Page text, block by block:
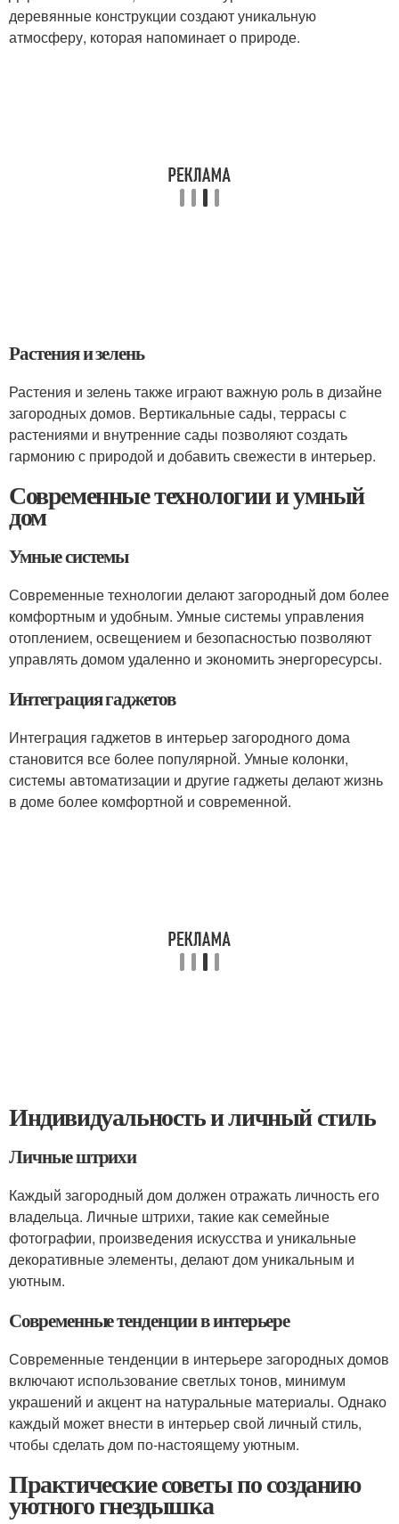
деревянные конструкции создают уникальную
атмосферу, которая напоминает о природе.
Растения и зелень
Растения и зелень также играют важную роль в дизайне
загородных домов. Вертикальные сады, террасы с
растениями и внутренние сады позволяют создать
гармонию с природой и добавить свежести в интерьер.
Современные технологии и умный
дом
Умные системы
Современные технологии делают загородный дом более
комфортным и удобным. Умные системы управления
отоплением, освещением и безопасностью позволяют
управлять домом удаленно и экономить энергоресурсы.
Интеграция гаджетов
Интеграция гаджетов в интерьер загородного дома
становится все более популярной. Умные колонки,
системы автоматизации и другие гаджеты делают жизнь
в доме более комфортной и современной.
Индивидуальность и личный стиль
Личные штрихи
Каждый загородный дом должен отражать личность его
владельца. Личные штрихи, такие как семейные
фотографии, произведения искусства и уникальные
декоративные элементы, делают дом уникальным и
уютным.
Современные тенденции в интерьере
Современные тенденции в интерьере загородных домов
включают использование светлых тонов, минимум
украшений и акцент на натуральные материалы. Однако
каждый может внести в интерьер свой личный стиль,
чтобы сделать дом по-настоящему уютным.
Практические советы по созданию
уютного гнездышка